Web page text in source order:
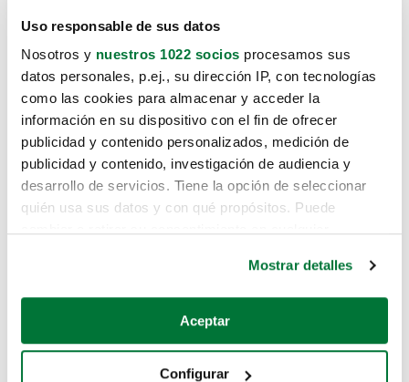
Uso responsable de sus datos
Nosotros y nuestros 1022 socios procesamos sus
datos personales, p.ej., su dirección IP, con tecnologías
como las cookies para almacenar y acceder la
información en su dispositivo con el fin de ofrecer
publicidad y contenido personalizados, medición de
publicidad y contenido, investigación de audiencia y
desarrollo de servicios. Tiene la opción de seleccionar
quién usa sus datos y con qué propósitos. Puede
Si lo permite, también quisiéramos:
Recopilar información sobre su ubicación geográfica
Mostrar detalles
Aceptar
Configurar